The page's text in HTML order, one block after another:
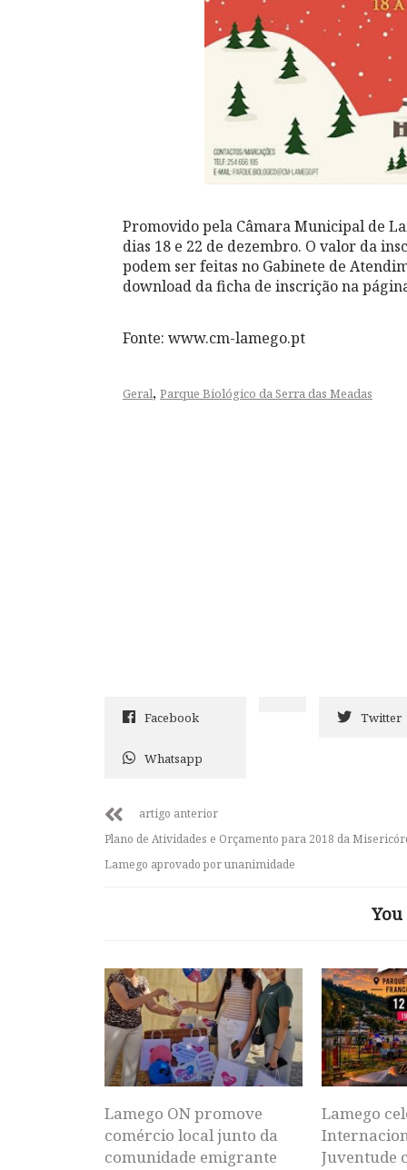
Promovido pela Câmara Municipal de
dias 18 e 22 de dezembro. O valor da
podem ser feitas no Gabinete de
download da ficha de inscrição na
Fonte: www.cm-lamego.pt
Geral, Parque Biológico da Serra das Meadas
Facebook Twitter
Whatsapp
artigo anterior
Plano de Atividades e Orçamento para 2018 da
Lamego aprovado por unanimidade
Lamego ON promove
comércio local junto da
comunidade emigrante
Lamego
Juventude